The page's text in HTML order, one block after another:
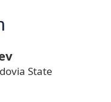
State